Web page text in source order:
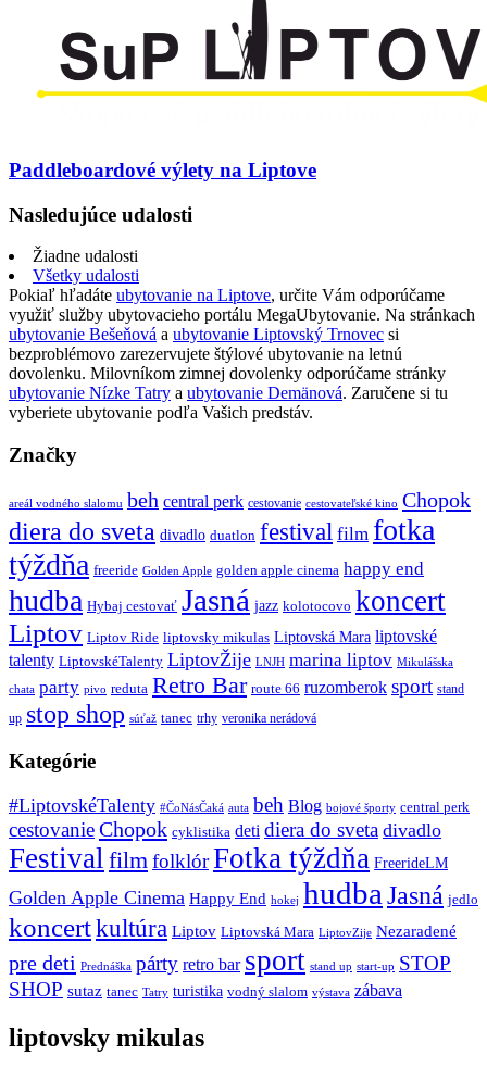
Paddleboardové výlety na Liptove
Nasledujúce udalosti
Žiadne udalosti
Všetky udalosti
Pokiaľ hľadáte ubytovanie na Liptove, určite Vám odporúčame
využiť služby ubytovacieho portálu MegaUbytovanie. Na stránkach
ubytovanie Bešeňová a ubytovanie Liptovský Trnovec si
bezproblémovo zarezervujete štýlové ubytovanie na letnú
dovolenku. Milovníkom zimnej dovolenky odporúčame stránky
ubytovanie Nízke Tatry a ubytovanie Demänová. Zaručene si tu
vyberiete ubytovanie podľa Vašich predstáv.
Značky
areál vodného slalomu beh central perk cestovanie cestovateľské kino Chopok
diera do sveta divadlo duatlon festival film fotka
týždňa freeride Golden Apple golden apple cinema happy end
hudba Hybaj cestovať Jasná jazz kolotocovo koncert
Liptov Liptov Ride liptovsky mikulas Liptovská Mara liptovské
talenty LiptovskéTalenty LiptovŽije LNJH marina liptov Mikulášska
chata party pivo reduta Retro Bar route 66 ruzomberok sport stand
up stop shop súťaž tanec trhy veronika nerádová
Kategórie
#LiptovskéTalenty #ČoNásČaká auta beh Blog bojové športy central perk
cestovanieChopok cyklistika deti diera do sveta divadlo
Festival filmfolklórFotka týždňa FreerideLM
Golden Apple Cinema Happy End hokej hudba Jasná jedlo
koncertkultúra Liptov Liptovská Mara LiptovZije Nezaradené
pre deti Prednáška párty retro bar sport stand up start-up STOP
SHOP sutaz tanec Tatry turistika vodný slalom výstava zábava
liptovsky mikulas